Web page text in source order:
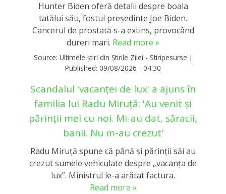
Hunter Biden oferă detalii despre boala
tatălui său, fostul președinte Joe Biden.
Cancerul de prostată s-a extins, provocând
dureri mari. Read more »
Source: Ultimele știri din Știrile Zilei - Stiripesurse |
Published: 09/08/2026 - 04:30
Scandalul 'vacanței de lux' a ajuns în
familia lui Radu Miruță: 'Au venit și
părinții mei cu noi. Mi-au dat, săracii,
banii. Nu m-au crezut'
Radu Miruță spune că până și părinții săi au
crezut sumele vehiculate despre „vacanța de
lux”. Ministrul le-a arătat factura.
Read more »